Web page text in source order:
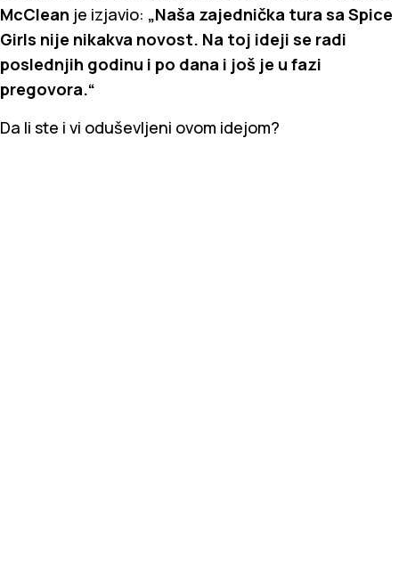
McClean je izjavio: „Naša zajednička tura sa Spice
Girls nije nikakva novost. Na toj ideji se radi
poslednjih godinu i po dana i još je u fazi
pregovora.“
Da li ste i vi oduševljeni ovom idejom?